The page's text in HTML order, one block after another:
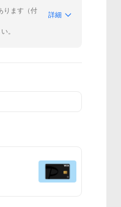
ります（付
詳細
。